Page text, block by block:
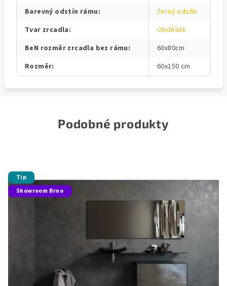
Barevný odstín rámu:
černý odstín
Tvar zrcadla:
Obdélník
BeN rozměr zrcadla bez rámu:
60x80cm
Rozměr: 60x150 cm
Podobné produkty
Tip
Showroom Brno